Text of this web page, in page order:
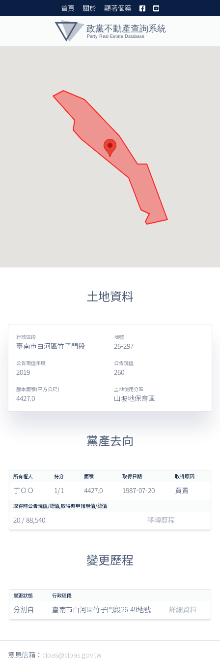
首頁 關於 顯著個案
土地資料
行政區段
臺南市白河區竹子門段
地號
26-297
公告現值年度
2019
公告現值
260
謄本面積(平方公尺)
4427.0
土地使用分區
山坡地保育區
黨產去向
丁ＯＯ 1/1 4427.0 1987-07-20 買賣
20 / 88,540 移轉歷程
變更歷程
分割自 臺南市白河區竹子門段26-49地號 詳細資料
意見信箱： cipas@cipas.gov.tw